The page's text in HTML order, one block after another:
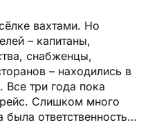
вахтами. Но
– капитаны,
снабженцы,
– находились в
Все три года пока
Слишком много
ответственность…